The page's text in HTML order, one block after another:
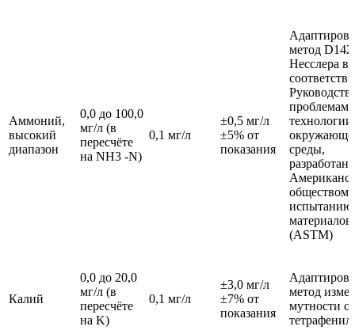
Аммоний,
высокий
диапазон
0,0 до 100,0
мг/л (в
пересчёте
на NH3 -N)
0,1 мг/л
±0,5 мг/л
±5% от
показания
метод
Несслера в
проблемам
технологии
среды,
обществом
испытанию
материалов
(ASTM)
Калий
0,0 до 20,0
мг/л (в
пересчёте
на K)
0,1 мг/л
±3,0 мг/л
±7% от
показания
метод
мутности с